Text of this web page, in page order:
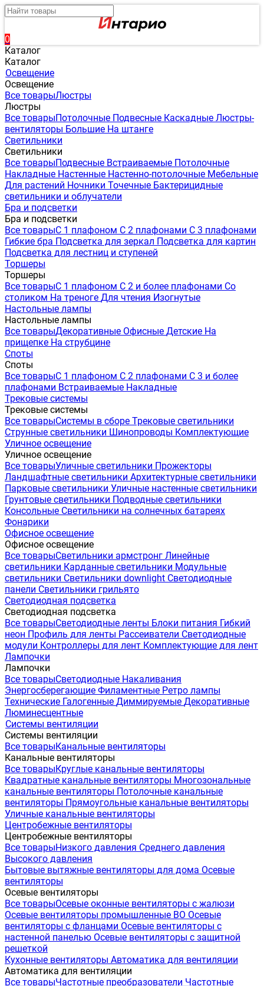
0
Каталог
Каталог
Освещение
Освещение
Все товарыЛюстры
Люстры
Все товарыПотолочные Подвесные Каскадные Люстры-
вентиляторы Большие На штанге
Светильники
Светильники
Все товарыПодвесные Встраиваемые Потолочные
Накладные Настенные Настенно-потолочные Мебельные
Для растений Ночники Точечные Бактерицидные
светильники и облучатели
Бра и подсветки
Бра и подсветки
Все товарыС 1 плафоном С 2 плафонами С 3 плафонами
Гибкие бра Подсветка для зеркал Подсветка для картин
Подсветка для лестниц и ступеней
Торшеры
Торшеры
Все товарыС 1 плафоном С 2 и более плафонами Со
столиком На треноге Для чтения Изогнутые
Настольные лампы
Настольные лампы
Все товарыДекоративные Офисные Детские На
прищепке На струбцине
Споты
Споты
Все товарыС 1 плафоном С 2 плафонами С 3 и более
плафонами Встраиваемые Накладные
Трековые системы
Трековые системы
Все товарыСистемы в сборе Трековые светильники
Струнные светильники Шинопроводы Комплектующие
Уличное освещение
Уличное освещение
Все товарыУличные светильники Прожекторы
Ландшафтные светильники Архитектурные светильники
Парковые светильники Уличные настенные светильники
Грунтовые светильники Подводные светильники
Консольные Светильники на солнечных батареях
Фонарики
Офисное освещение
Офисное освещение
Все товарыСветильники армстронг Линейные
светильники Карданные светильники Модульные
светильники Светильники downlight Светодиодные
панели Светильники грильято
Светодиодная подсветка
Светодиодная подсветка
Все товарыСветодиодные ленты Блоки питания Гибкий
неон Профиль для ленты Рассеиватели Светодиодные
модули Контроллеры для лент Комплектующие для лент
Лампочки
Лампочки
Все товарыСветодиодные Накаливания
Энергосберегающие Филаментные Ретро лампы
Технические Галогенные Диммируемые Декоративные
Люминесцентные
Системы вентиляции
Системы вентиляции
Все товарыКанальные вентиляторы
Канальные вентиляторы
Все товарыКруглые канальные вентиляторы
Квадратные канальные вентиляторы Многозональные
канальные вентиляторы Потолочные канальные
вентиляторы Прямоугольные канальные вентиляторы
Уличные канальные вентиляторы
Центробежные вентиляторы
Центробежные вентиляторы
Все товарыНизкого давления Среднего давления
Высокого давления
Бытовые вытяжные вентиляторы для дома Осевые
вентиляторы
Осевые вентиляторы
Все товарыОсевые оконные вентиляторы с жалюзи
Осевые вентиляторы промышленные ВО Осевые
вентиляторы с фланцами Осевые вентиляторы с
настенной панелью Осевые вентиляторы с защитной
решеткой
Кухонные вентиляторы Автоматика для вентиляции
Автоматика для вентиляции
Все товарыЧастотные преобразователи Частотные